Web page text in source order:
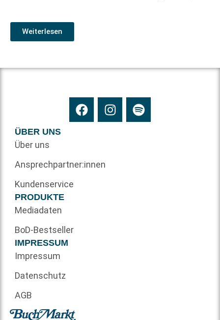
Weiterlesen
ÜBER UNS
Über uns
Ansprechpartner:innen
Kundenservice
PRODUKTE
Mediadaten
BoD-Bestseller
IMPRESSUM
Impressum
Datenschutz
AGB